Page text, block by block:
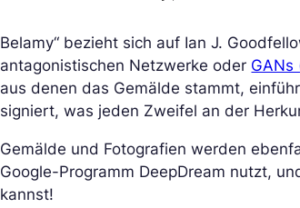
Belamy“ bezieht sich auf Ian J.
antagonistischen Netzwerke oder GANs
aus denen das Gemälde stammt,
signiert, was jeden Zweifel an der
Gemälde und Fotografien werden
Google-Programm DeepDream nutzt,
kannst!